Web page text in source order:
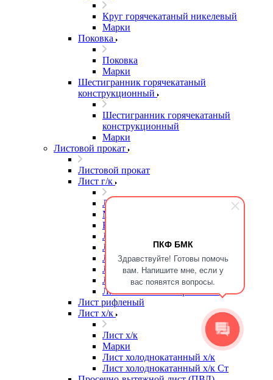
ПКФ БМК
Здравствуйте! Готовы помочь
вам. Напишите мне, если у
вас появятся вопросы.
Круг горячекатаный никелевый
Марки
Поковка
Поковка
Марки
Шестигранник горячекатаный
конструкционный
Шестигранник горячекатаный
конструкционный
Марки
Листовой прокат
Листовой прокат
Лист г/к
Лист г/к
Марки
Высокопрочная сталь
Лист г/к
Лист г/к Ст3
Лист г/к износостойкий
Лист г/к конструкционный
Лист г/к мостостроительный
Лист г/к низколегированный
Лист рифленый
Лист х/к
Лист х/к
Марки
Лист холоднокатанный х/к
Лист холоднокатанный х/к Ст